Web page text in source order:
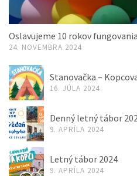
Oslavujeme 10 rokov
24. NOVEMBRA 2024
Stanovačka –
16. JÚLA 2024
Denný letný tábor
9. APRÍLA 2024
Letný tábor 2024
9. APRÍLA 2024